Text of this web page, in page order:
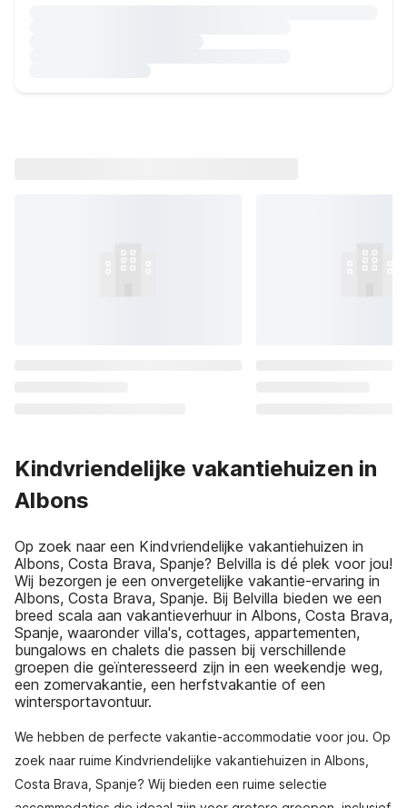
Kindvriendelijke vakantiehuizen in
Albons
Op zoek naar een Kindvriendelijke vakantiehuizen in
Albons, Costa Brava, Spanje? Belvilla is dé plek voor jou!
Wij bezorgen je een onvergetelijke vakantie-ervaring in
Albons, Costa Brava, Spanje. Bij Belvilla bieden we een
breed scala aan vakantieverhuur in Albons, Costa Brava,
Spanje, waaronder villa's, cottages, appartementen,
bungalows en chalets die passen bij verschillende
groepen die geïnteresseerd zijn in een weekendje weg,
een zomervakantie, een herfstvakantie of een
wintersportavontuur.
We hebben de perfecte vakantie-accommodatie voor jou. Op
zoek naar ruime Kindvriendelijke vakantiehuizen in Albons,
Costa Brava, Spanje? Wij bieden een ruime selectie